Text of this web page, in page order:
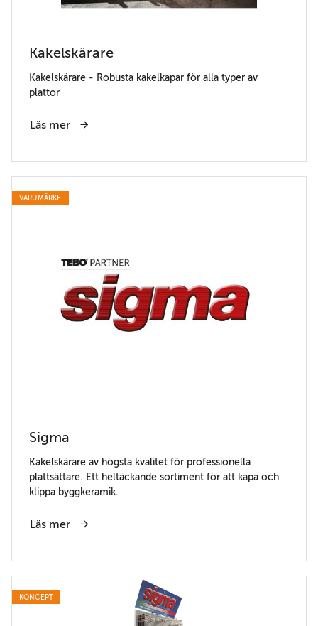
Kakelskärare
Kakelskärare - Robusta kakelkapar för alla typer av
plattor
Läs mer
VARUMÄRKE
Sigma
Kakelskärare av högsta kvalitet för professionella
plattsättare. Ett heltäckande sortiment för att kapa och
klippa byggkeramik.
Läs mer
KONCEPT